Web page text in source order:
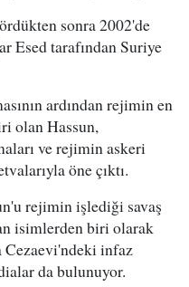
sonra 2002'de
Esed tarafından Suriye
ardından rejimin en
olan Hassun,
ve rejimin askeri
öne çıktı.
rejimin işlediği savaş
isimlerden biri olarak
Cezaevi'ndeki infaz
da bulunuyor.